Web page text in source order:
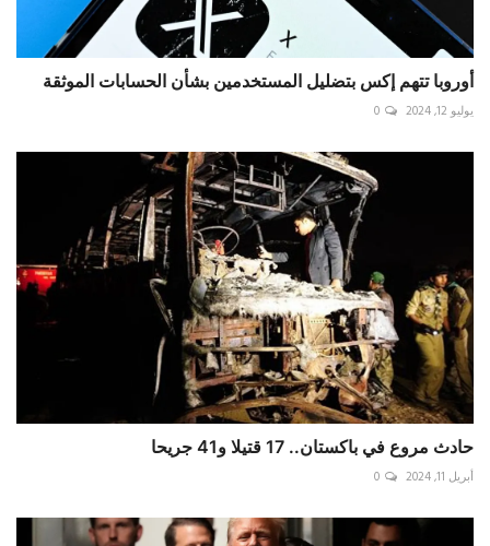
أوروبا تتهم إكس بتضليل المستخدمين بشأن الحسابات الموثقة
يوليو 12, 2024 0
حادث مروع في باكستان.. 17 قتيلا و41 جريحا
أبريل 11, 2024 0